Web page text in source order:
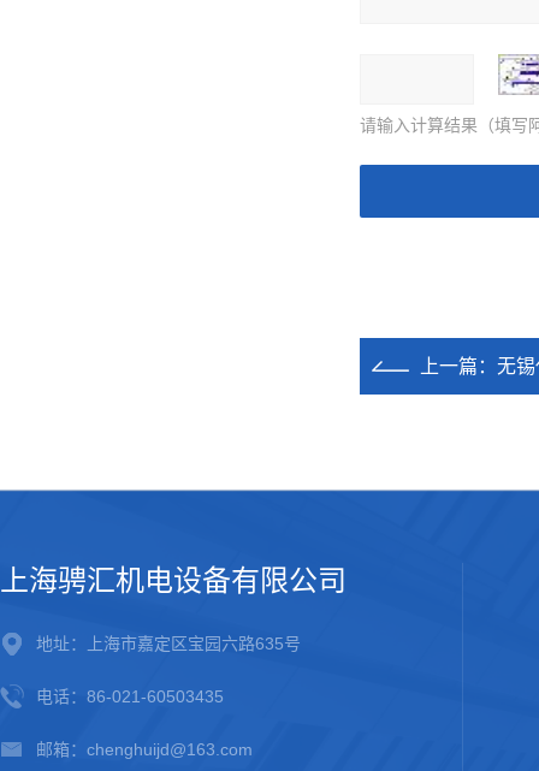
请输入计算结果（填写
上一篇： 无
上海骋汇机电设备有限公司
地址：上海市嘉定区宝园六路635号
电话：86-021-60503435
邮箱：chenghuijd@163.com